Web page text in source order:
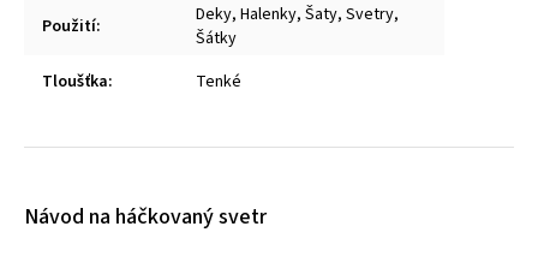
Použití:
Deky, Halenky, Šaty, Svetry,
Šátky
Tloušťka: Tenké
Návod na háčkovaný svetr